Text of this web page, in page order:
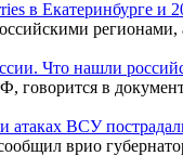
в Екатеринбурге
регионами,
Что нашли
говорится в
атаках ВСУ
врио